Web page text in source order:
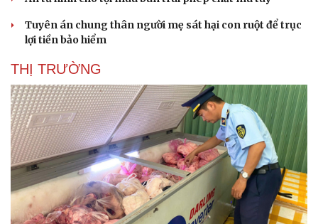
Tuyên án chung thân người mẹ sát hại con ruột để trục
lợi tiền bảo hiểm
THỊ TRƯỜNG